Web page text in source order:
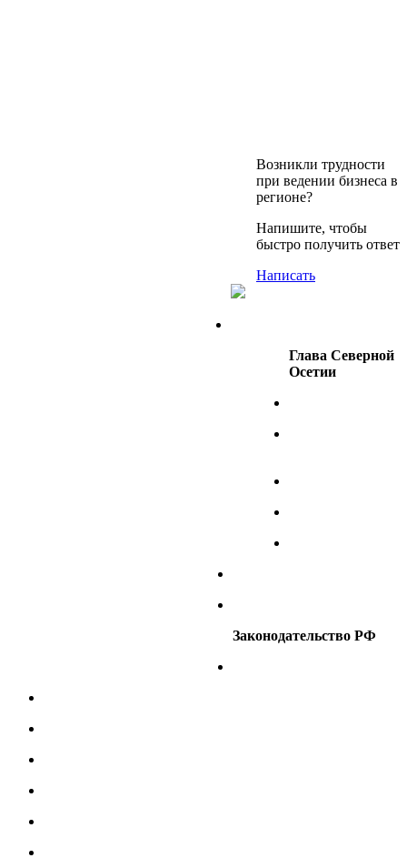
Возникли трудности
при ведении бизнеса в
регионе?
Напишите, чтобы
быстро получить ответ
Написать
Глава Северной
Осетии
Законодательство РФ